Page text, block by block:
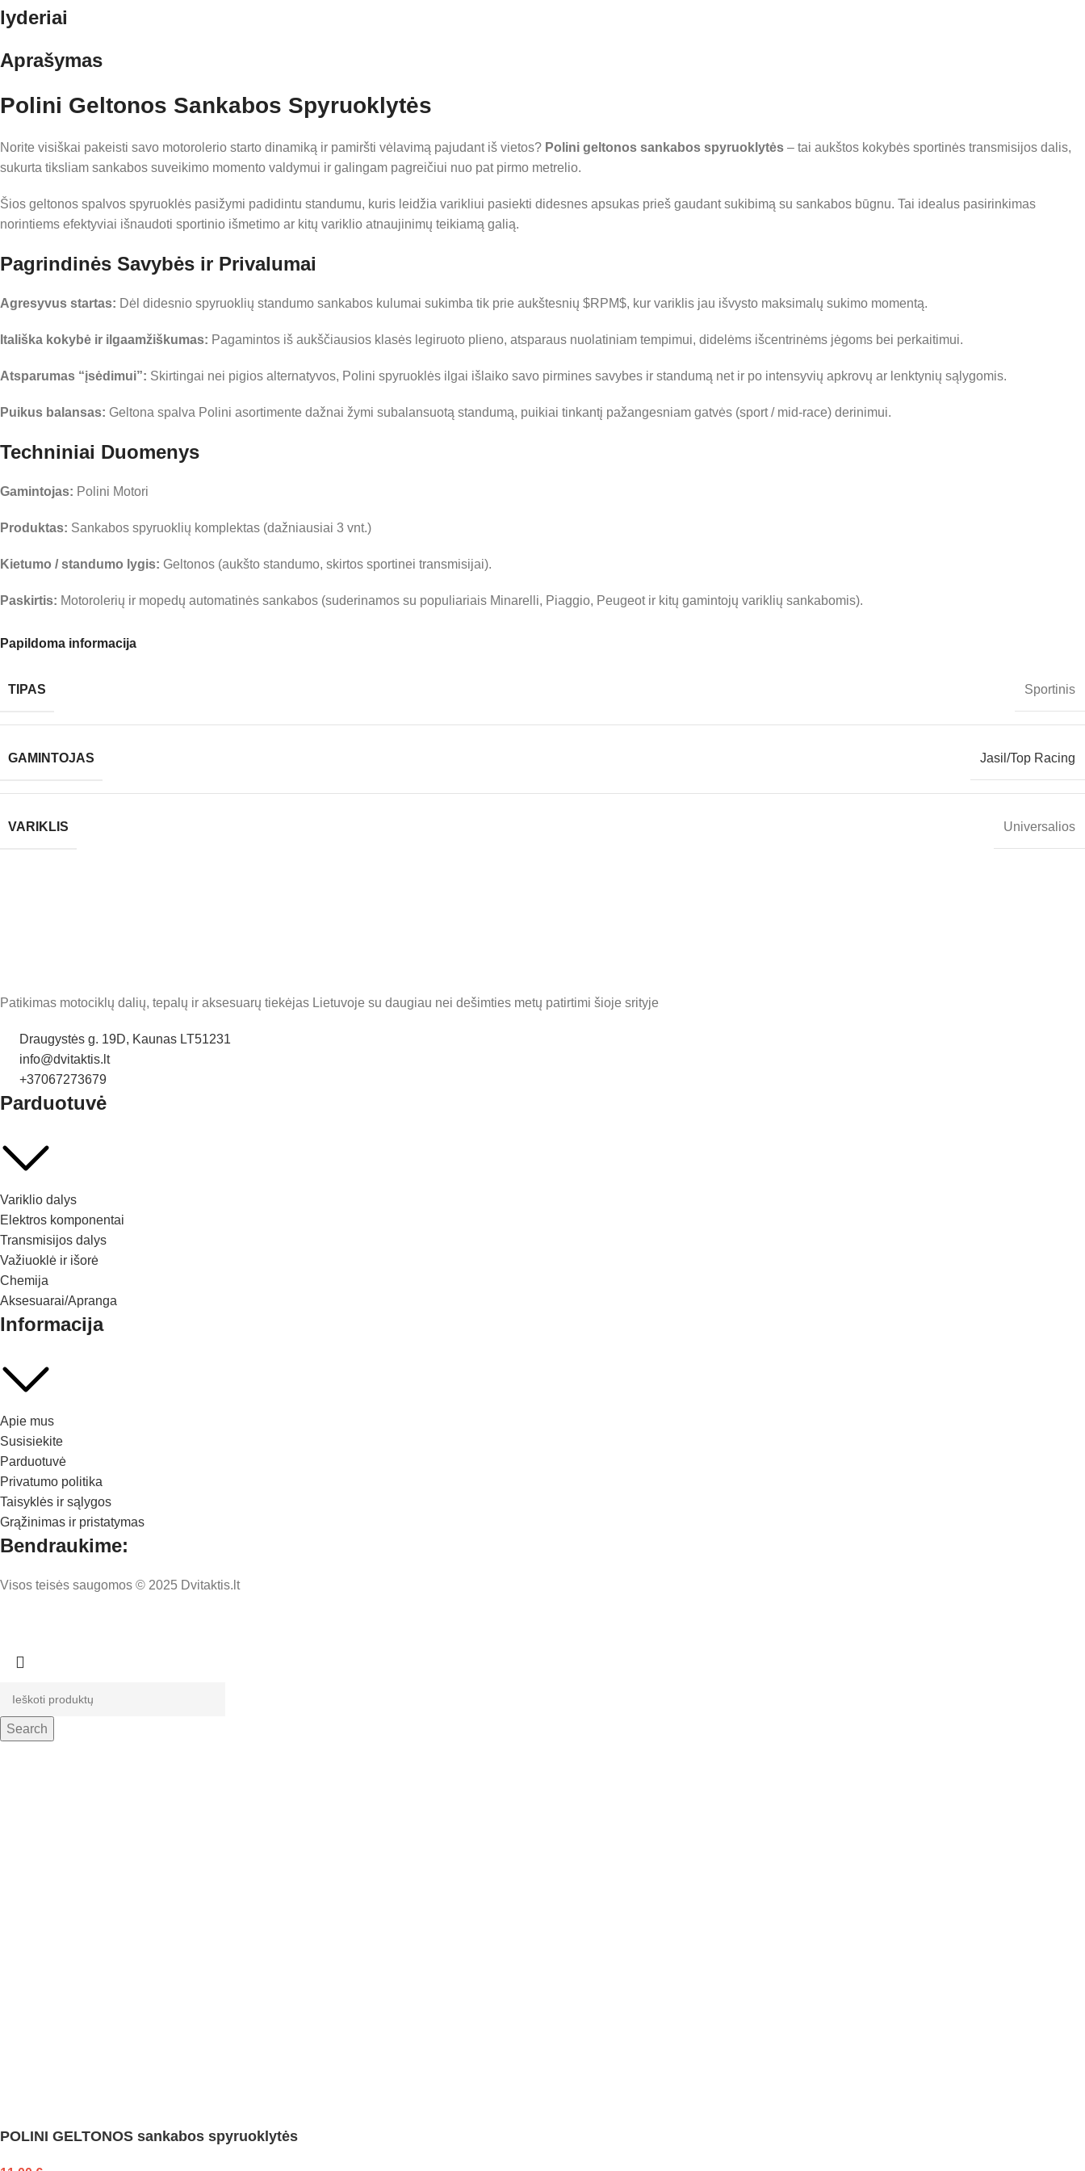
lyderiai
Aprašymas
Polini Geltonos Sankabos Spyruoklytės
Norite visiškai pakeisti savo motorolerio starto dinamiką ir pamiršti vėlavimą pajudant iš vietos? Polini geltonos sankabos spyruoklytės – tai aukštos kokybės sportinės transmisijos dalis,
sukurta tiksliam sankabos suveikimo momento valdymui ir galingam pagreičiui nuo pat pirmo metrelio.
Šios geltonos spalvos spyruoklės pasižymi padidintu standumu, kuris leidžia varikliui pasiekti didesnes apsukas prieš gaudant sukibimą su sankabos būgnu. Tai idealus pasirinkimas
norintiems efektyviai išnaudoti sportinio išmetimo ar kitų variklio atnaujinimų teikiamą galią.
Pagrindinės Savybės ir Privalumai
Agresyvus startas: Dėl didesnio spyruoklių standumo sankabos kulumai sukimba tik prie aukštesnių $RPM$, kur variklis jau išvysto maksimalų sukimo momentą.
Itališka kokybė ir ilgaamžiškumas: Pagamintos iš aukščiausios klasės legiruoto plieno, atsparaus nuolatiniam tempimui, didelėms išcentrinėms jėgoms bei perkaitimui.
Atsparumas “įsėdimui”: Skirtingai nei pigios alternatyvos, Polini spyruoklės ilgai išlaiko savo pirmines savybes ir standumą net ir po intensyvių apkrovų ar lenktynių sąlygomis.
Puikus balansas: Geltona spalva Polini asortimente dažnai žymi subalansuotą standumą, puikiai tinkantį pažangesniam gatvės (sport / mid-race) derinimui.
Techniniai Duomenys
Gamintojas: Polini Motori
Produktas: Sankabos spyruoklių komplektas (dažniausiai 3 vnt.)
Kietumo / standumo lygis: Geltonos (aukšto standumo, skirtos sportinei transmisijai).
Paskirtis: Motorolerių ir mopedų automatinės sankabos (suderinamos su populiariais Minarelli, Piaggio, Peugeot ir kitų gamintojų variklių sankabomis).
Papildoma informacija
TIPAS Sportinis
GAMINTOJAS Jasil/Top Racing
VARIKLIS Universalios
Patikimas motociklų dalių, tepalų ir aksesuarų tiekėjas Lietuvoje su daugiau nei dešimties metų patirtimi šioje srityje
Draugystės g. 19D, Kaunas LT51231
info@dvitaktis.lt
+37067273679
Parduotuvė
Variklio dalys
Elektros komponentai
Transmisijos dalys
Važiuoklė ir išorė
Chemija
Aksesuarai/Apranga
Informacija
Apie mus
Susisiekite
Parduotuvė
Privatumo politika
Taisyklės ir sąlygos
Grąžinimas ir pristatymas
Bendraukime:
Visos teisės saugomos © 2025 Dvitaktis.lt
Search
POLINI GELTONOS sankabos spyruoklytės